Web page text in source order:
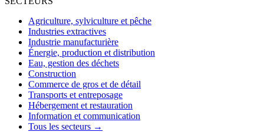
Agriculture, sylviculture et pêche
Industries extractives
Industrie manufacturière
Énergie, production et distribution
Eau, gestion des déchets
Construction
Commerce de gros et de détail
Transports et entreposage
Hébergement et restauration
Information et communication
Tous les secteurs →